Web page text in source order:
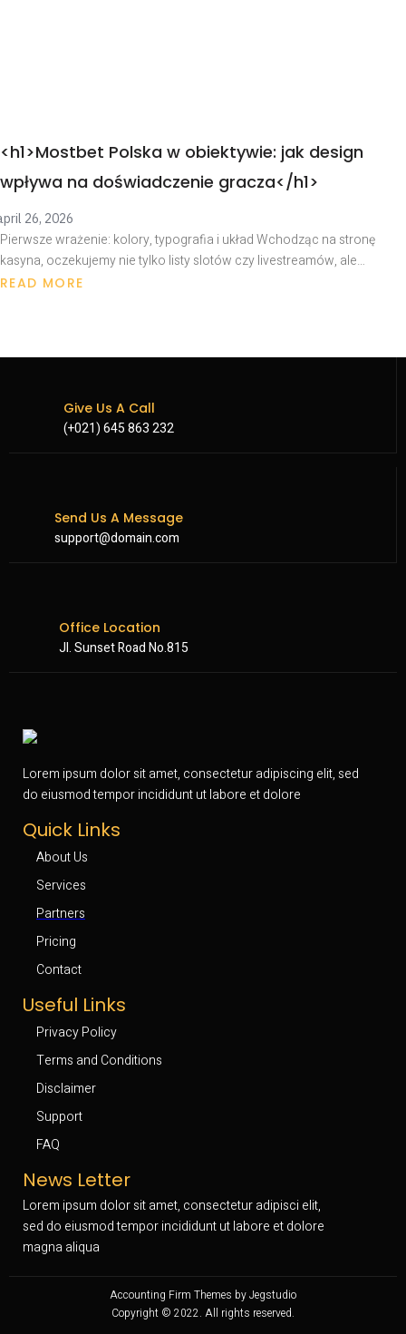
<h1>Mostbet Polska w obiektywie: jak design
wpływa na doświadczenie gracza</h1>
26, 2026
Pierwsze wrażenie: kolory, typografia i układ Wchodząc na stronę
kasyna, oczekujemy nie tylko listy slotów czy livestreamów, ale…
READ MORE
Give Us A Call
(+021) 645 863 232
Send Us A Message
support@domain.com
Office Location
Jl. Sunset Road No.815
Lorem ipsum dolor sit amet, consectetur adipiscing elit, sed
do eiusmod tempor incididunt ut labore et dolore
Quick Links
About Us
Services
Partners
Pricing
Contact
Useful Links
Privacy Policy
Terms and Conditions
Disclaimer
Support
FAQ
News Letter
Lorem ipsum dolor sit amet, consectetur adipisci elit,
sed do eiusmod tempor incididunt ut labore et dolore
magna aliqua
Accounting Firm Themes by Jegstudio
Copyright © 2022. All rights reserved.